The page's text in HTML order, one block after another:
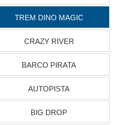
TREM DINO MAGIC
CRAZY RIVER
BARCO PIRATA
AUTOPISTA
BIG DROP